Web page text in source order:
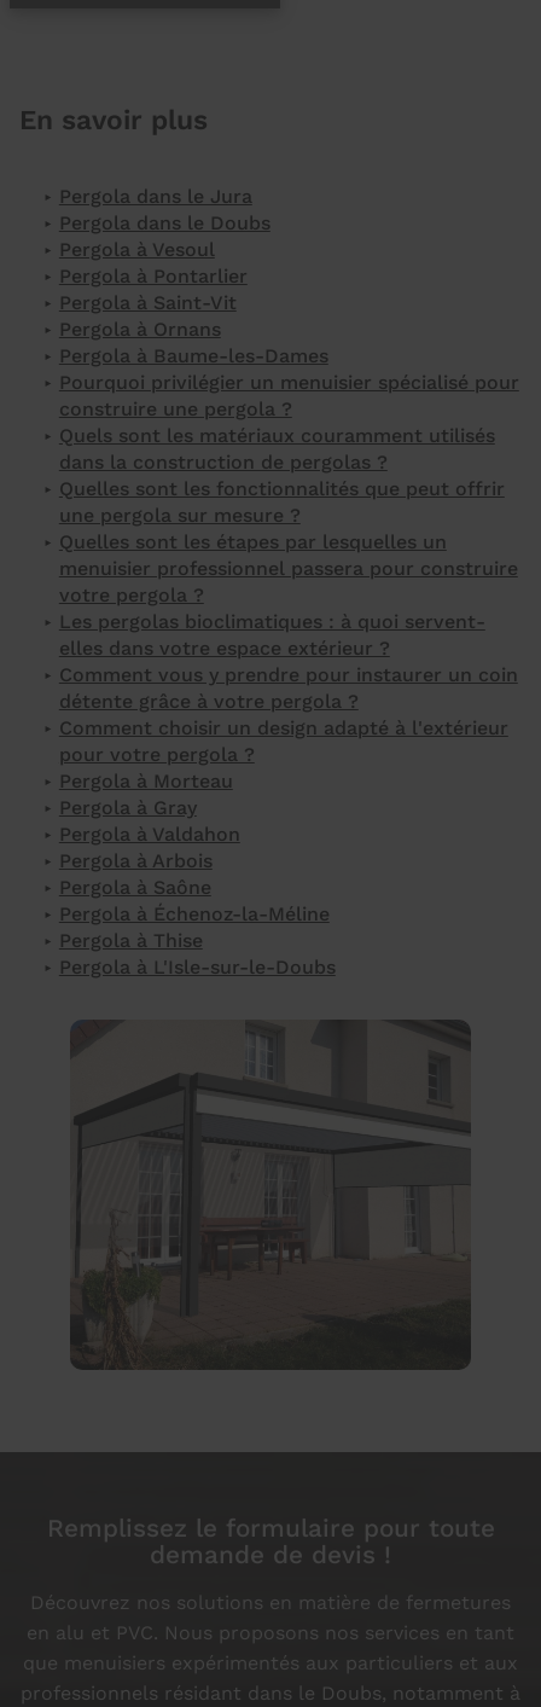
En savoir plus
Pergola dans le Jura
Pergola dans le Doubs
Pergola à Vesoul
Pergola à Pontarlier
Pergola à Saint-Vit
Pergola à Ornans
Pergola à Baume-les-Dames
Pourquoi privilégier un menuisier spécialisé pour
construire une pergola ?
Quels sont les matériaux couramment utilisés
dans la construction de pergolas ?
Quelles sont les fonctionnalités que peut offrir
une pergola sur mesure ?
Quelles sont les étapes par lesquelles un
menuisier professionnel passera pour construire
votre pergola ?
Les pergolas bioclimatiques : à quoi servent-
elles dans votre espace extérieur ?
Comment vous y prendre pour instaurer un coin
détente grâce à votre pergola ?
Comment choisir un design adapté à l'extérieur
pour votre pergola ?
Pergola à Morteau
Pergola à Gray
Pergola à Valdahon
Pergola à Arbois
Pergola à Saône
Pergola à Échenoz-la-Méline
Pergola à Thise
Pergola à L'Isle-sur-le-Doubs
Remplissez le formulaire pour toute
demande de devis !
Découvrez nos solutions en matière de fermetures
en alu et PVC. Nous proposons nos services en tant
que menuisiers expérimentés aux particuliers et aux
professionnels résidant dans le Doubs, notamment à